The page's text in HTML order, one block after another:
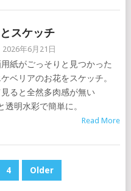
スケッチ
2026年6月21日
紙がごっそりと見つかった
ベリアのお花をスケッチ。
ると全然多肉感が無い
明水彩で簡単に。
Read More
4 Older